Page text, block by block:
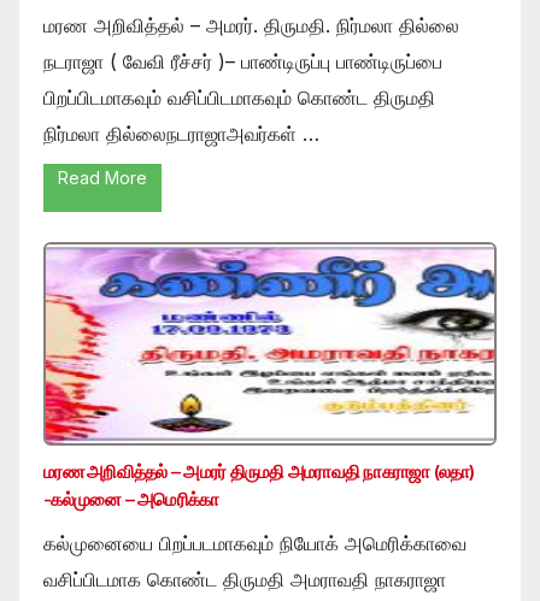
மரண அறிவித்தல் – அமரர். திருமதி. நிர்மலா தில்லை
நடராஜா ( வேவி ரீச்சர் )– பாண்டிருப்பு பாண்டிருப்பை
பிறப்பிடமாகவும் வசிப்பிடமாகவும் கொண்ட திருமதி
நிர்மலா தில்லைநடராஜாஅவர்கள் …
Read More
மரண அறிவித்தல் – அமரர் திருமதி அமராவதி நாகராஜா (லதா)
-கல்முனை – அமெரிக்கா
கல்முனையை பிறப்படமாகவும் நியோக் அமெரிக்காவை
வசிப்பிடமாக கொண்ட திருமதி அமராவதி நாகராஜா